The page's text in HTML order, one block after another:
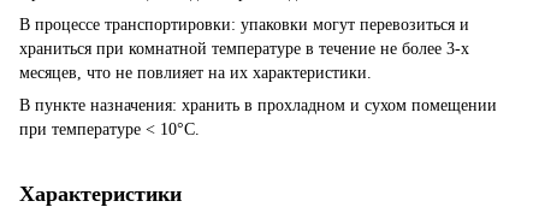
В процессе транспортировки: упаковки могут перевозиться и
храниться при комнатной температуре в течение не более 3-х
месяцев, что не повлияет на их характеристики.
В пункте назначения: хранить в прохладном и сухом помещении
при температуре < 10°C.
Характеристики